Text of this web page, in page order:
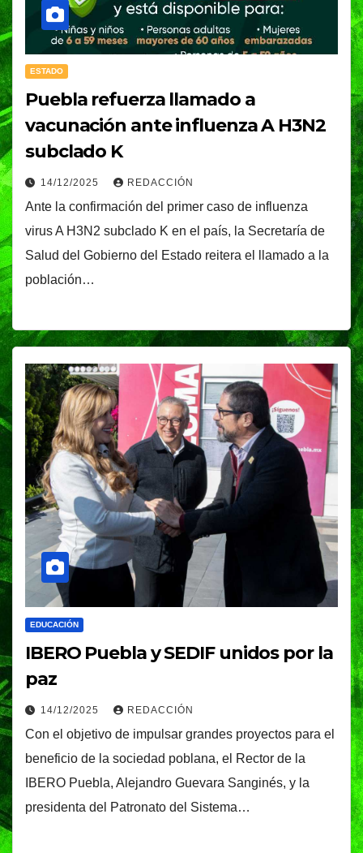
ESTADO
Puebla refuerza llamado a
vacunación ante influenza A H3N2
subclado K
14/12/2025 REDACCIÓN
Ante la confirmación del primer caso de influenza
virus A H3N2 subclado K en el país, la Secretaría de
Salud del Gobierno del Estado reitera el llamado a la
población…
EDUCACIÓN
IBERO Puebla y SEDIF unidos por la
paz
14/12/2025 REDACCIÓN
Con el objetivo de impulsar grandes proyectos para el
beneficio de la sociedad poblana, el Rector de la
IBERO Puebla, Alejandro Guevara Sanginés, y la
presidenta del Patronato del Sistema…